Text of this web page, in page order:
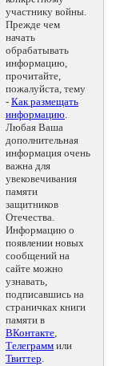
участнику войны.
Прежде чем
начать
обрабатывать
информацию,
прочитайте,
пожалуйста, тему
- Как размещать
информацию.
Любая Ваша
дополнительная
информация очень
важна для
увековечивания
памяти
защитников
Отечества.
Информацию о
появлении новых
сообщений на
сайте можно
узнавать,
подписавшись на
страничках книги
памяти в
ВКонтакте,
Телеграмм или
Твиттер.